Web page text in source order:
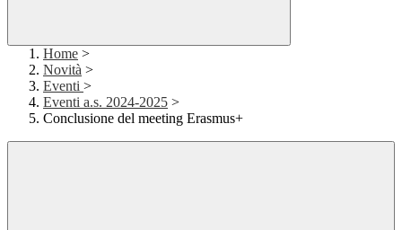
Home >
Novità >
Eventi >
Eventi a.s. 2024-2025 >
Conclusione del meeting Erasmus+